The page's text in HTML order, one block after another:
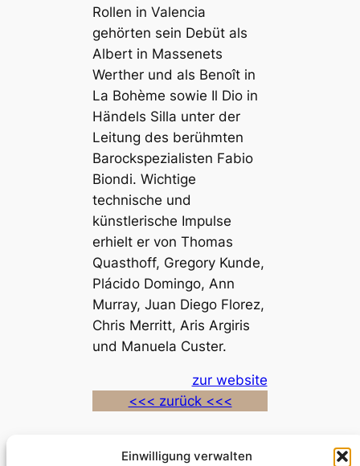
Einwilligung verwalten
Rollen in Valencia
gehörten sein Debüt als
Albert in Massenets
Werther und als Benoît in
La Bohème sowie Il Dio in
Händels Silla unter der
Leitung des berühmten
Barockspezialisten Fabio
Biondi. Wichtige
technische und
künstlerische Impulse
erhielt er von Thomas
Quasthoff, Gregory Kunde,
Plácido Domingo, Ann
Murray, Juan Diego Florez,
Chris Merritt, Aris Argiris
und Manuela Custer.
zur website
<<< zurück <<<